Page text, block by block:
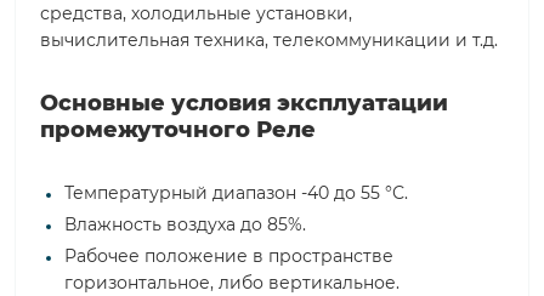
средства, холодильные установки,
вычислительная техника, телекоммуникации и т.д.
Основные условия эксплуатации
промежуточного Реле
Температурный диапазон -40 до 55 °С.
Влажность воздуха до 85%.
Рабочее положение в пространстве
горизонтальное, либо вертикальное.